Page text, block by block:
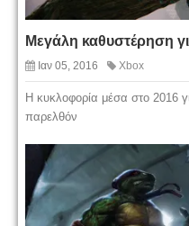
Μεγάλη καθυστέρηση
Ιαν 05, 2016 Xbox
Η κυκλοφορία μέσα στο 2016
παρελθόν